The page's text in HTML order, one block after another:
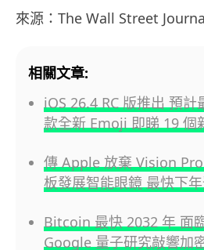
來源：The Wall Street
相關文章:
iOS 26.4 RC 版推出 預
款全新 Emoji 即睇 19 個
傳 Apple 放棄 Vision
板發展智能眼鏡 最快下
Bitcoin 最快 2032 年 面
Google 量子研究敲響加